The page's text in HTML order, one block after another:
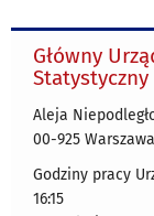
Główny
Statystyczny
Aleja
00-925 Warszawa
Godziny pracy
16:15